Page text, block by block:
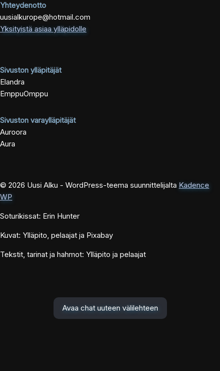
Yhteydenotto
uusialkurope@hotmail.com
Yksityistä asiaa ylläpidolle
Sivuston ylläpitäjät
Elandra
EmppuOmppu
Sivuston varaylläpitäjät
Auroora
Aura
© 2026 Uusi Alku - WordPress-teema suunnittelijalta Kadence
WP
Soturikissat: Erin Hunter
Kuvat: Ylläpito, pelaajat ja Pixabay
Tekstit, tarinat ja hahmot: Ylläpito ja pelaajat
Avaa chat uuteen välilehteen